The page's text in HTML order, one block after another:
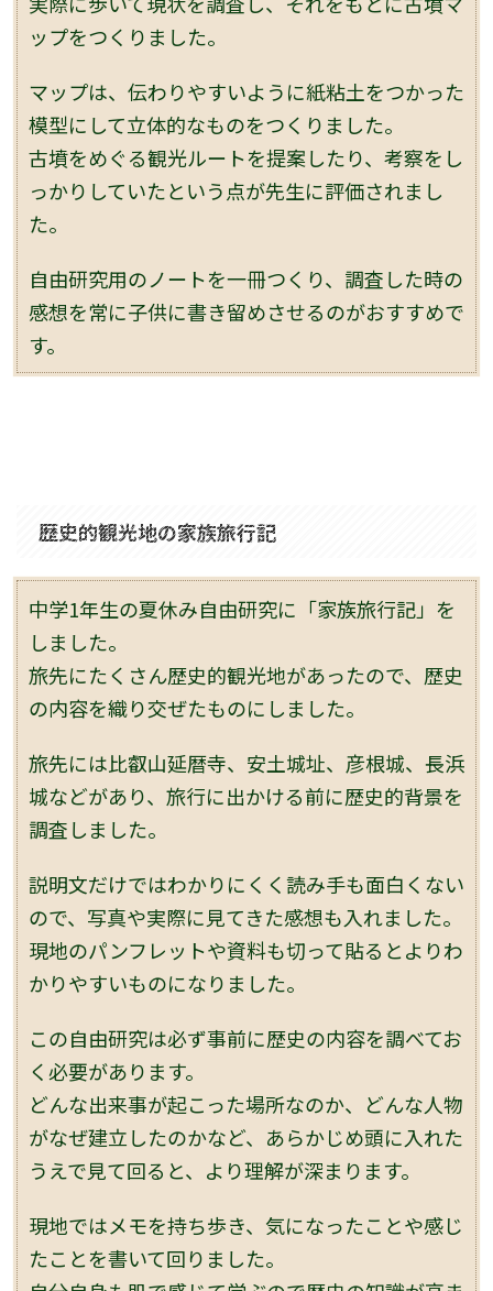
ップをつくりました。
マップは、伝わりやすいように紙粘土をつかった
模型にして立体的なものをつくりました。
古墳をめぐる観光ルートを提案したり、考察をし
っかりしていたという点が先生に評価されまし
た。
自由研究用のノートを一冊つくり、調査した時の
感想を常に子供に書き留めさせるのがおすすめで
す。
歴史的観光地の家族旅行記
中学1年生の夏休み自由研究に「家族旅行記」を
しました。
旅先にたくさん歴史的観光地があったので、歴史
の内容を織り交ぜたものにしました。
旅先には比叡山延暦寺、安土城址、彦根城、長浜
城などがあり、旅行に出かける前に歴史的背景を
調査しました。
説明文だけではわかりにくく読み手も面白くない
ので、写真や実際に見てきた感想も入れました。
現地のパンフレットや資料も切って貼るとよりわ
かりやすいものになりました。
この自由研究は必ず事前に歴史の内容を調べてお
く必要があります。
どんな出来事が起こった場所なのか、どんな人物
がなぜ建立したのかなど、あらかじめ頭に入れた
うえで見て回ると、より理解が深まります。
現地ではメモを持ち歩き、気になったことや感じ
たことを書いて回りました。